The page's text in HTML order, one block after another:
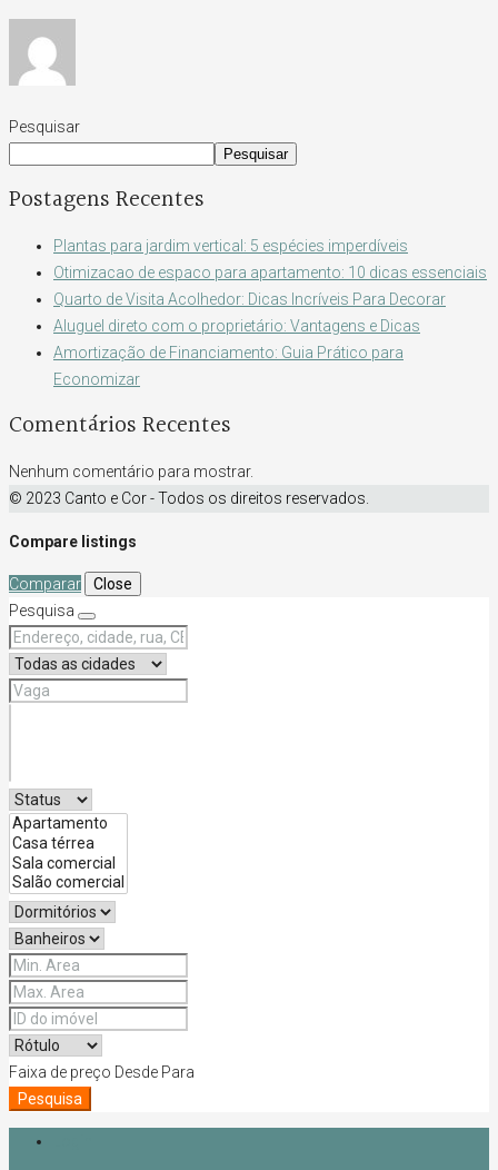
Pesquisar
Pesquisar
Postagens Recentes
Plantas para jardim vertical: 5 espécies imperdíveis
Otimizacao de espaco para apartamento: 10 dicas essenciais
Quarto de Visita Acolhedor: Dicas Incríveis Para Decorar
Aluguel direto com o proprietário: Vantagens e Dicas
Amortização de Financiamento: Guia Prático para
Economizar
Comentários Recentes
Nenhum comentário para mostrar.
© 2023 Canto e Cor - Todos os direitos reservados.
Compare listings
Comparar
Close
Pesquisa
Faixa de preço Desde Para
Pesquisa